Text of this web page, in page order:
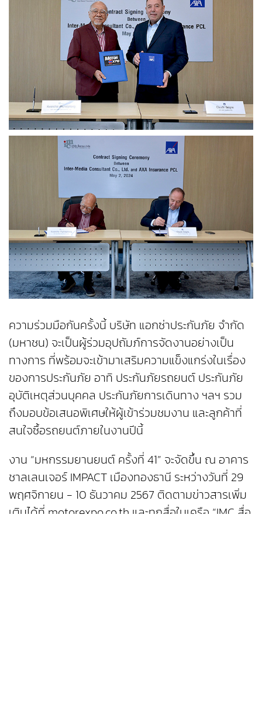
ความร่วมมือกันครั้งนี้ บริษัท แอกซ่าประกันภัย จำกัด
(มหาชน) จะเป็นผู้ร่วมอุปถัมภ์การจัดงานอย่างเป็น
ทางการ ที่พร้อมจะเข้ามาเสริมความแข็งแกร่งในเรื่อง
ของการประกันภัย อาทิ ประกันภัยรถยนต์ ประกันภัย
อุบัติเหตุส่วนบุคคล ประกันภัยการเดินทาง ฯลฯ รวม
ถึงมอบข้อเสนอพิเศษให้ผู้เข้าร่วมชมงาน และลูกค้าที่
สนใจซื้อรถยนต์ภายในงานปีนี้
งาน “มหกรรมยานยนต์ ครั้งที่ 41” จะจัดขึ้น ณ อาคาร
ชาลเลนเจอร์ IMPACT เมืองทองธานี ระหว่างวันที่ 29
พฤศจิกายน - 10 ธันวาคม 2567 ติดตามข่าวสารเพิ่ม
เติมได้ที่ motorexpo.co.th และทุกสื่อในเครือ “IMC สื่อ